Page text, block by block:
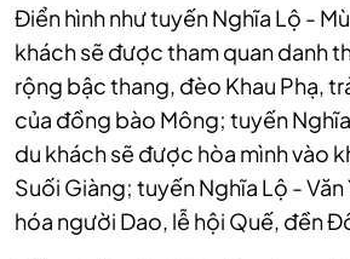
Điển hình như tuyến Nghĩa Lộ -
khách sẽ được tham quan danh
rộng bậc thang, đèo Khau Phạ,
của đồng bào Mông; tuyến
du khách sẽ được hòa mình vào
Suối Giàng; tuyến Nghĩa Lộ - Văn
hóa người Dao, lễ hội Quế, đền